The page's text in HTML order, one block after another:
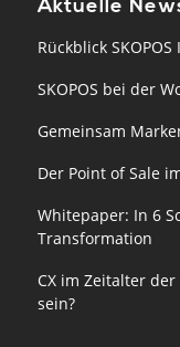
Aktuelle
Rückblick
SKOPOS bei der
Gemeinsam
Der Point of Sale
Whitepaper: In 6
Transformation
CX im Zeitalter
sein?